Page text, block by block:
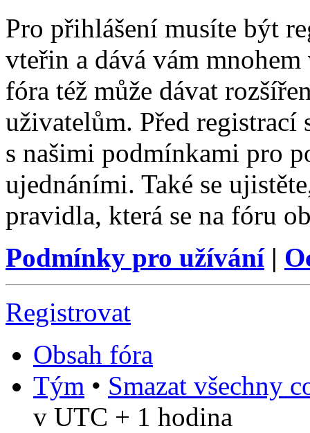
Pro přihlášení musíte být
vteřin a dává vám
fóra též může dávat
uživatelům. Před registrací
s našimi podmínkami pro
ujednáními. Také se
pravidla, která se na fóru
Podmínky pro užívání|
Registrovat
Obsah fóra
Tým • Smazat všechny
v UTC + 1 hodina